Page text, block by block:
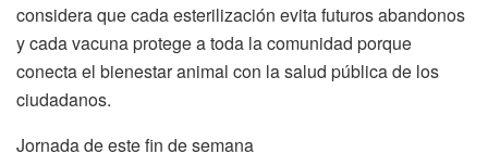
considera que cada esterilización evita futuros abandonos
y cada vacuna protege a toda la comunidad porque
conecta el bienestar animal con la salud pública de los
ciudadanos.
Jornada de este fin de semana